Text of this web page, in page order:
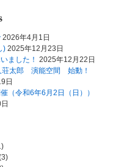
2026年4月1日
) 2025年12月23日
ました！ 2025年12月22日
太郎 演能空間 始動！
日
（令和6年6月2日（日））